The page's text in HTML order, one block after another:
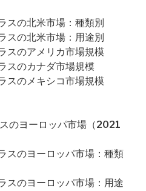
スの北米市場：種類別
スの北米市場：用途別
スのアメリカ市場規模
スのカナダ市場規模
スのメキシコ市場規模
のヨーロッパ市場（2021
スのヨーロッパ市場：種類
スのヨーロッパ市場：用途